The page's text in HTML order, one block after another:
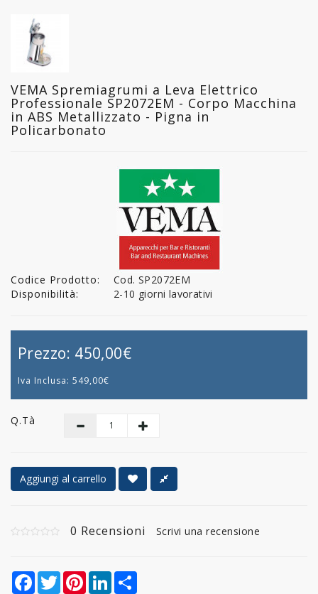
LINEA
MACELLERIA
LAVAGGIO
PROFESSIONALE
VEMA Spremiagrumi a Leva Elettrico
Professionale SP2072EM - Corpo Macchina
in ABS Metallizzato - Pigna in
Policarbonato
Codice Prodotto:
Cod. SP2072EM
Disponibilità:
2-10 giorni lavorativi
Prezzo: 450,00€
Iva Inclusa: 549,00€
Q.tà
Aggiungi al carrello
0 Recensioni Scrivi una recensione
Facebook
TwitterPinterestLinkedIn